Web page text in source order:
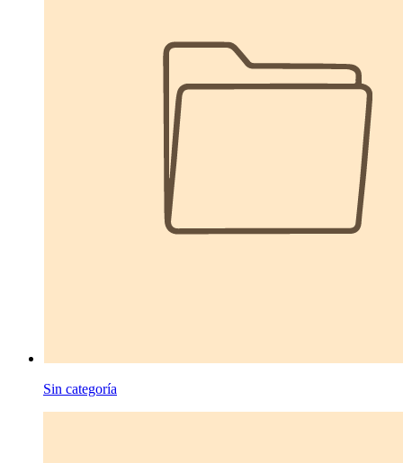
Sin categoría